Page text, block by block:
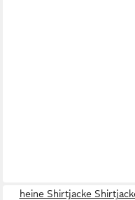
heine Shirtjacke